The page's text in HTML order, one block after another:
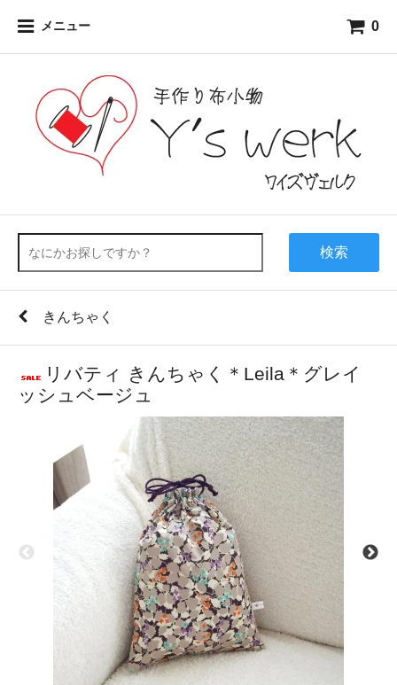
メニュー 0
検索
きんちゃく
リバティ きんちゃく＊Leila＊グレイ
ッシュベージュ